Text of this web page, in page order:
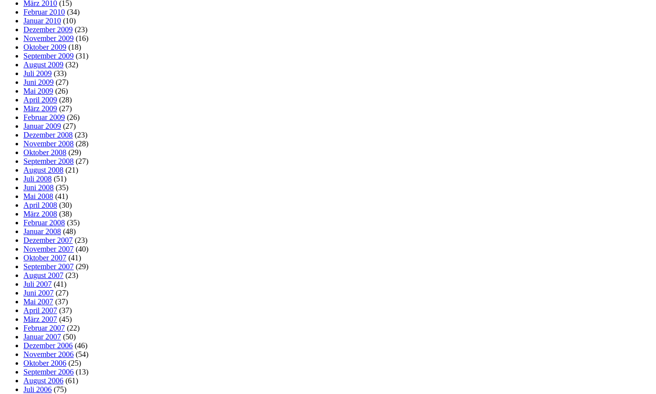
März 2010 (15)
Februar 2010 (34)
Januar 2010 (10)
Dezember 2009 (23)
November 2009 (16)
Oktober 2009 (18)
September 2009 (31)
August 2009 (32)
Juli 2009 (33)
Juni 2009 (27)
Mai 2009 (26)
April 2009 (28)
März 2009 (27)
Februar 2009 (26)
Januar 2009 (27)
Dezember 2008 (23)
November 2008 (28)
Oktober 2008 (29)
September 2008 (27)
August 2008 (21)
Juli 2008 (51)
Juni 2008 (35)
Mai 2008 (41)
April 2008 (30)
März 2008 (38)
Februar 2008 (35)
Januar 2008 (48)
Dezember 2007 (23)
November 2007 (40)
Oktober 2007 (41)
September 2007 (29)
August 2007 (23)
Juli 2007 (41)
Juni 2007 (27)
Mai 2007 (37)
April 2007 (37)
März 2007 (45)
Februar 2007 (22)
Januar 2007 (50)
Dezember 2006 (46)
November 2006 (54)
Oktober 2006 (25)
September 2006 (13)
August 2006 (61)
Juli 2006 (75)